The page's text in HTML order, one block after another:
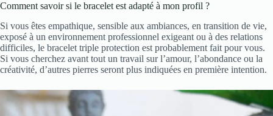
Comment savoir si le bracelet est adapté à mon profil ?
Si vous êtes empathique, sensible aux ambiances, en transition de vie,
exposé à un environnement professionnel exigeant ou à des relations
difficiles, le bracelet triple protection est probablement fait pour vous.
Si vous cherchez avant tout un travail sur l’amour, l’abondance ou la
créativité, d’autres pierres seront plus indiquées en première intention.